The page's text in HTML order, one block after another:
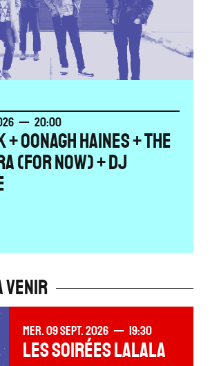
20:00
+ OONAGH HAINES + THE
(FOR NOW) + DJ
venir
MERCREDI
MER. 09SEPTEMBRE
SEPT. 2026 19:30
LES SOIRÉES LALALA